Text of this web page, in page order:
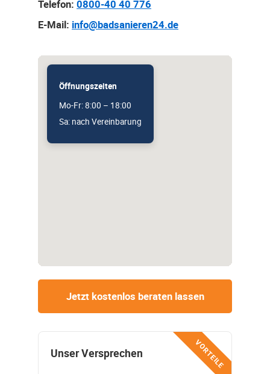
Telefon: 0800-40 40 776
E-Mail: info@badsanieren24.de
Öffnungszeiten
Mo-Fr: 8:00 – 18:00
Sa: nach Vereinbarung
Jetzt kostenlos beraten lassen
VORTEILE
Unser Versprechen